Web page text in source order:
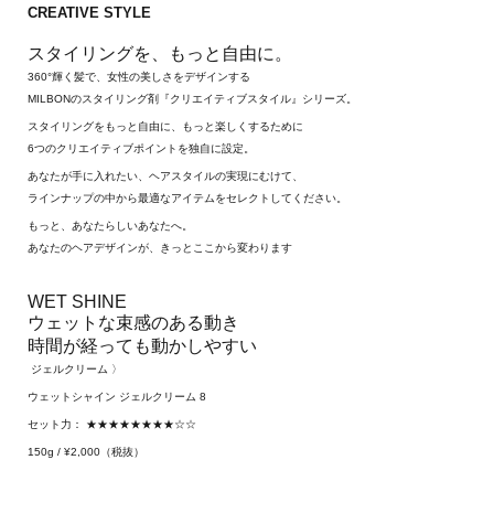
CREATIVE STYLE
スタイリングを、もっと自由に。
360°輝く髪で、女性の美しさをデザインする
MILBONのスタイリング剤『クリエイティブスタイル』シリーズ。
スタイリングをもっと自由に、もっと楽しくするために
6つのクリエイティブポイントを独自に設定。
あなたが手に入れたい、ヘアスタイルの実現にむけて、
ラインナップの中から最適なアイテムをセレクトしてください。
もっと、あなたらしいあなたへ。
あなたのヘアデザインが、きっとここから変わります
WET SHINE
ウェットな束感のある動き
時間が経っても動かしやすい
ジェルクリーム 〉
ウェットシャイン ジェルクリーム 8
セット力： ★★★★★★★★☆☆
150g / ¥2,000（税抜）